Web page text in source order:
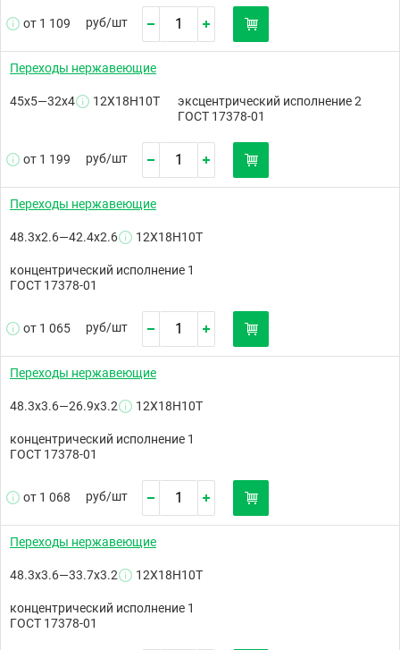
от 1 109 руб/шт
Переходы нержавеющие
45х5—32х4 12Х18Н10Т
эксцентрический исполнение 2
ГОСТ 17378-01
от 1 199 руб/шт
Переходы нержавеющие
48.3х2.6—42.4х2.6 12Х18Н10Т
концентрический исполнение 1
ГОСТ 17378-01
от 1 065 руб/шт
Переходы нержавеющие
48.3х3.6—26.9х3.2 12Х18Н10Т
концентрический исполнение 1
ГОСТ 17378-01
от 1 068 руб/шт
Переходы нержавеющие
48.3х3.6—33.7х3.2 12Х18Н10Т
концентрический исполнение 1
ГОСТ 17378-01